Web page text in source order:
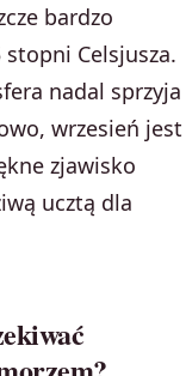
bardzo
Celsjusza.
nadal sprzyja
wrzesień jest
zjawisko
ucztą dla